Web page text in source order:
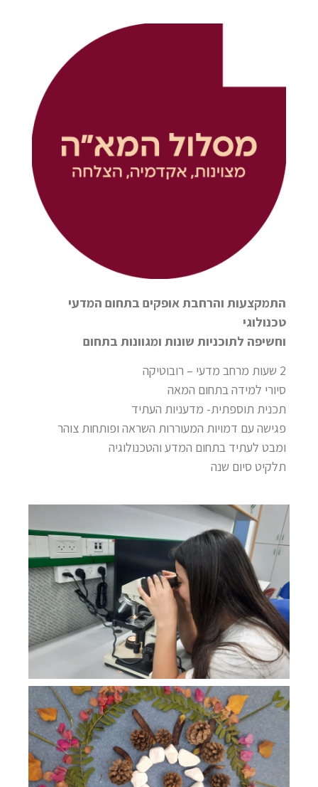
התמקצעות והרחבת אופקים בתחום המדעי
טכנולוגי
וחשיפה לתוכניות שונות ומגוונות בתחום
2 שעות מרחב מדעי – רובוטיקה
סיורי למידה בתחום המאה
תכנית תוספתית- מדעניות העתיד
פגישה עם דמויות המעוררות השראה ופותחות צוהר
ומבט לעתיד בתחום המדע והטכנולוגיה
תלקיט סיום שנה